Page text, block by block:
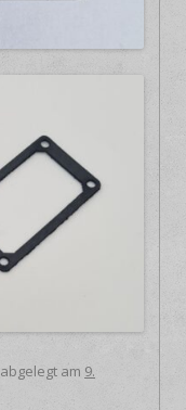
abgelegt am 9.